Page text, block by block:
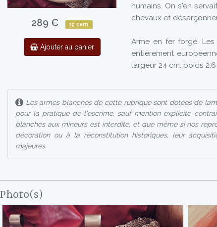
289 € 15 sem.
Ajouter au panier
humains. On s'en
chevaux et
Arme en fer forgé.
entièrement
largeur 24 cm, poids
Les armes blanches de cette rubrique sont dotées de
pour la pratique de l'escrime, sauf mention explicite
blanches aux mineurs est interdite, et que même si nos
décoration ou à la reconstitution historiques, leur
majeures.
Photo(s)